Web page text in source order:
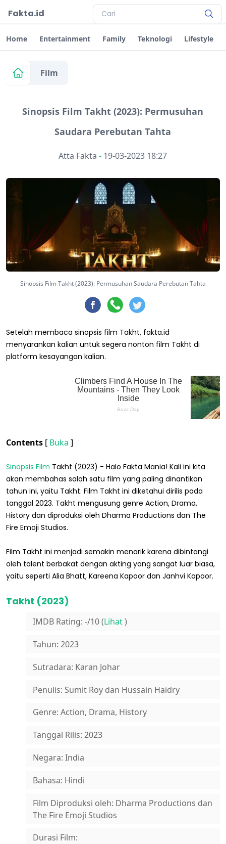
Fakta.id
Home Entertainment Family Teknologi Lifestyle
Film
Sinopsis Film Takht (2023): Permusuhan
Saudara Perebutan Tahta
Atta Fakta - 19-03-2023 18:27
Sinopsis Film Takht (2023): Permusuhan Saudara Perebutan Tahta
Setelah membaca sinopsis film Takht, fakta.id
menyarankan kalian untuk segera nonton film Takht di
platform kesayangan kalian.
Contents [ Buka ]
Sinopsis Film Takht (2023) - Halo Fakta Mania! Kali ini kita
akan membahas salah satu film yang paling dinantikan
tahun ini, yaitu Takht. Film Takht ini diketahui dirilis pada
tanggal 2023. Takht mengusung genre Action, Drama,
History dan diproduksi oleh Dharma Productions dan The
Fire Emoji Studios.
Film Takht ini menjadi semakin menarik karena dibintangi
oleh talent berbakat dengan akting yang sangat luar biasa,
yaitu seperti Alia Bhatt, Kareena Kapoor dan Janhvi Kapoor.
Takht (2023)
IMDB Rating: -/10 (Lihat)
Tahun: 2023
Sutradara: Karan Johar
Penulis: Sumit Roy dan Hussain Haidry
Genre: Action, Drama, History
Tanggal Rilis: 2023
Negara: India
Bahasa: Hindi
Film Diproduksi oleh: Dharma Productions dan
The Fire Emoji Studios
Durasi Film: